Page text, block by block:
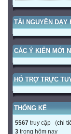
TÀI NGUYÊN DẠY
CÁC Ý KIẾN MỚI
HỖ TRỢ TRỰC
THỐNG KÊ
5567 truy cập (chi
3 trong hôm nay